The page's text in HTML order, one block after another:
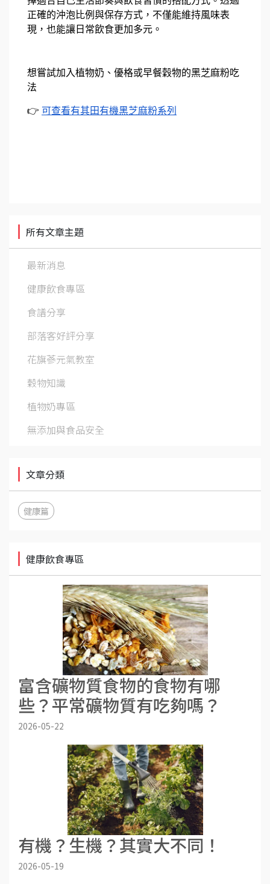
正確的沖泡比例與保存方式，不僅能維持風味表
現，也能讓日常飲食更加多元。
想嘗試加入植物奶、優格或早餐穀物的黑芝麻粉吃
法
👉 可查看有其田有機黑芝麻粉系列
所有文章主題
最新消息
健康飲食專區
食譜分享
部落客好評分享
花旗蔘元氣教室
穀物知識
植物奶專區
無添加與食品安全
文章分類
健康篇
健康飲食專區
富含礦物質食物的食物有哪
些？平常礦物質有吃夠嗎？
2026-05-22
有機？生機？其實大不同！
2026-05-19